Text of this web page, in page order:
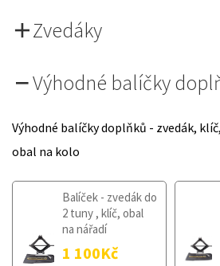
Zvedáky
Výhodné balíčky
Výhodné balíčky doplňků - zvedák,
obal na kolo
Balíček - zvedák do
2 tuny , klíč, obal
na nářadí
1 100Kč